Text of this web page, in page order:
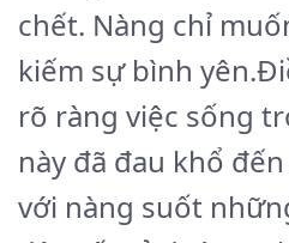
chết. Nàng chỉ
kiếm sự bình
rõ ràng việc sống
này đã đau khổ
với nàng suốt